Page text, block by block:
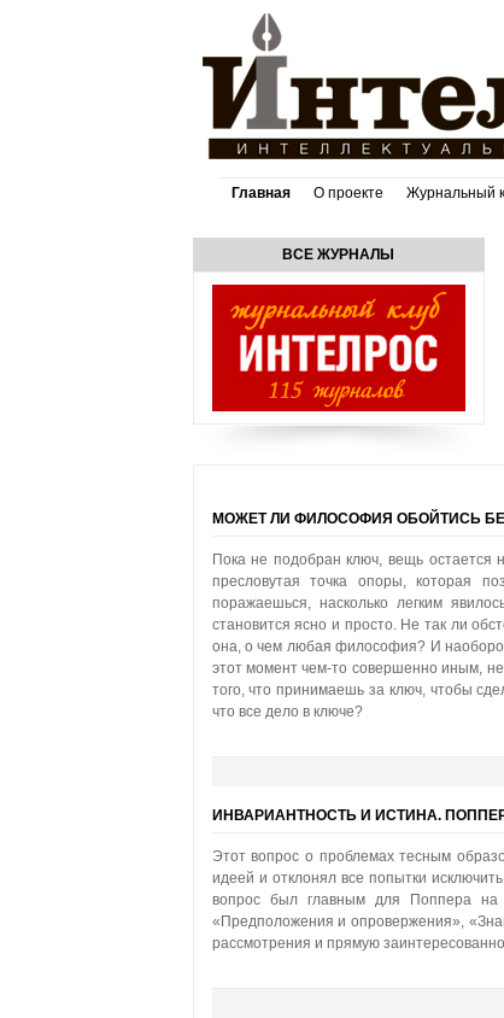
Главная О проекте Журнальный
ВСЕ ЖУРНАЛЫ
МОЖЕТ ЛИ ФИЛОСОФИЯ ОБОЙТИСЬ
Пока не подобран ключ, вещь остается
пресловутая точка опоры, которая
поражаешься, насколько легким
становится ясно и просто. Не так ли
она, о чем любая философия? И
этот момент чем-то совершенно иным,
того, что принимаешь за ключ, чтобы
что все дело в ключе?
ИНВАРИАНТНОСТЬ И ИСТИНА.
Этот вопрос о проблемах тесным
идеей и отклонял все попытки
вопрос был главным для Поппера на
«Предположения и опровержения»,
рассмотрения и прямую